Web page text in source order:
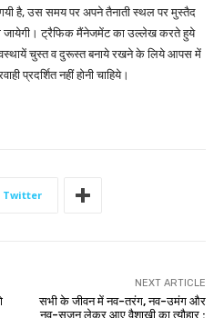
है, उस समय पर अपने तैनाती स्थल पर मुस्तैद
जायेगी। ट्रैफिक मैंनेजमेंट का उल्लेख करते हुये
चुस्त व दुरूस्त बनाये रखने के लिये आपस में
प्रदर्शित नहीं होनी चाहिये।
Twitter
NEXT ARTICLE
सभी के जीवन में नव-तरंग, नव-उमंग और
नव-सृजन लेकर आए वैशाखी का त्यौहार :